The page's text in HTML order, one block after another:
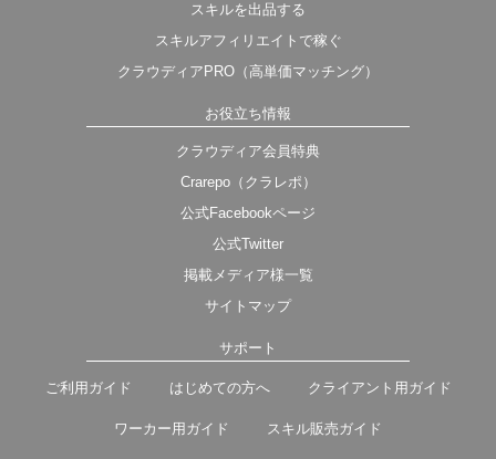
スキルを出品する
スキルアフィリエイトで稼ぐ
クラウディアPRO（高単価マッチング）
お役立ち情報
クラウディア会員特典
Crarepo（クラレポ）
公式Facebookページ
公式Twitter
掲載メディア様一覧
サイトマップ
サポート
ご利用ガイド はじめての方へ クライアント用ガイド
ワーカー用ガイド スキル販売ガイド